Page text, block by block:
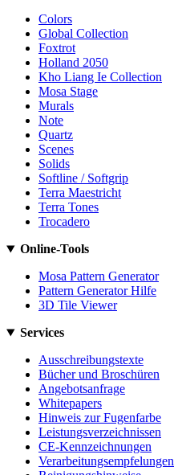
Colors
Global Collection
Foxtrot
Holland 2050
Kho Liang Ie Collection
Mosa Stage
Murals
Note
Quartz
Scenes
Solids
Softline / Softgrip
Terra Maestricht
Terra Tones
Trocadero
Online-Tools
Mosa Pattern Generator
Pattern Generator Hilfe
3D Tile Viewer
Services
Ausschreibungstexte
Bücher und Broschüren
Angebotsanfrage
Whitepapers
Hinweis zur Fugenfarbe
Leistungsverzeichnissen
CE-Kennzeichnungen
Verarbeitungsempfelungen